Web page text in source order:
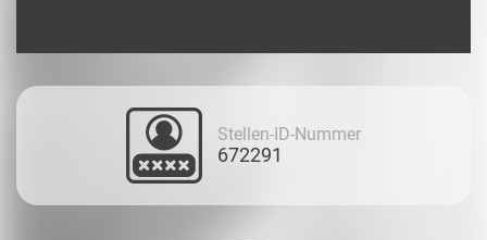
Stellen-ID-Nummer
672291